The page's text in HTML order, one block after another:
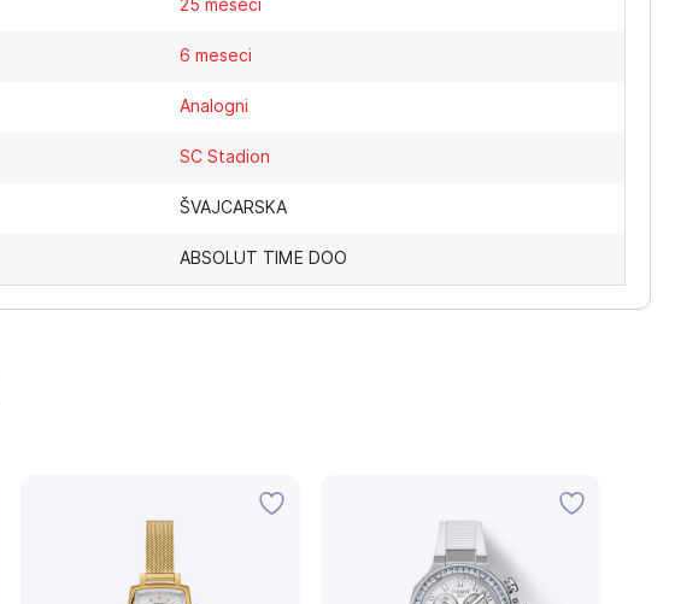
25 meseci
6 meseci
Analogni
SC Stadion
ŠVAJCARSKA
ABSOLUT TIME DOO